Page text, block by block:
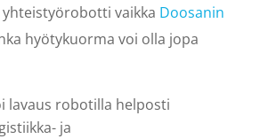
vaikka Doosanin
hyötykuorma voi olla jopa
lavaus robotilla helposti
ja